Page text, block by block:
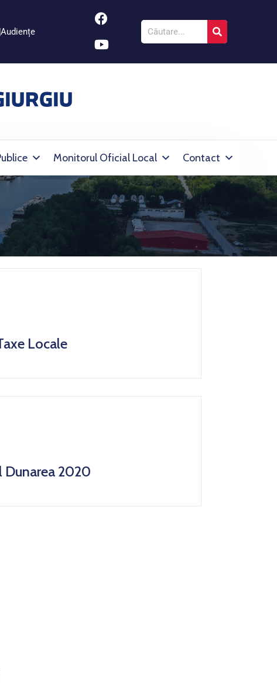
Audiențe
Monitorul Oficial Local Contact
Locale
Dunarea 2020